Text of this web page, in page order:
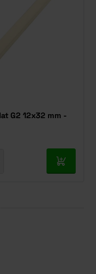
G2 12x32 mm -
In mijn